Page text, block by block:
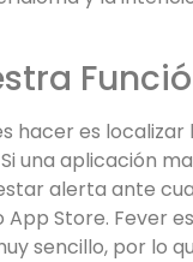
hacer es
una aplicación
alerta ante
App Store. Fever
sencillo, por lo